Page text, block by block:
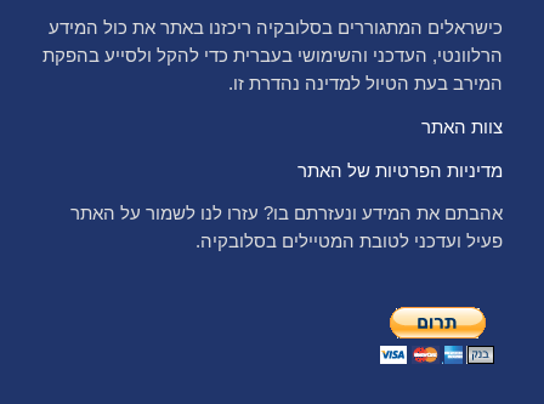
כישראלים המתגוררים בסלובקיה ריכזנו באתר את כול המידע
הרלוונטי, העדכני והשימושי בעברית כדי להקל ולסייע בהפקת
המירב בעת הטיול למדינה נהדרת זו.
צוות האתר
מדיניות הפרטיות של האתר
אהבתם את המידע ונעזרתם בו? עזרו לנו לשמור על האתר
פעיל ועדכני לטובת המטיילים בסלובקיה.